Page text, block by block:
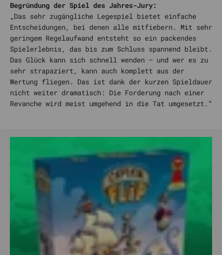
Begründung der Spiel des Jahres-Jury:
„Das sehr zugängliche Legespiel bietet einfache
Entscheidungen, bei denen alle mitfiebern. Mit sehr
geringem Regelaufwand entsteht so ein packendes
Spielerlebnis, das bis zum Schluss spannend bleibt.
Das Glück kann sich schnell wenden – und wer es zu
sehr strapaziert, kann auch komplett aus der
Wertung fliegen. Das ist dank der kurzen Spieldauer
nicht weiter dramatisch: Die Forderung nach einer
Revanche wird meist umgehend in die Tat umgesetzt.“